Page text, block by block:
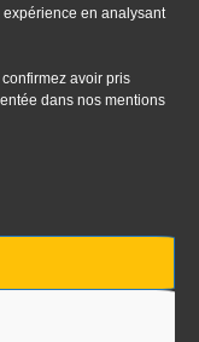
expérience en analysant
avoir pris
dans nos mentions